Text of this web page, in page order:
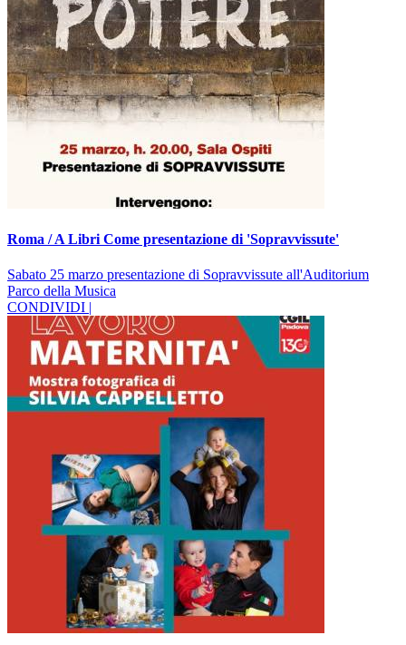
Roma / A Libri Come presentazione di 'Sopravvissute'
Sabato 25 marzo presentazione di Sopravvissute all'Auditorium
Parco della Musica
CONDIVIDI |